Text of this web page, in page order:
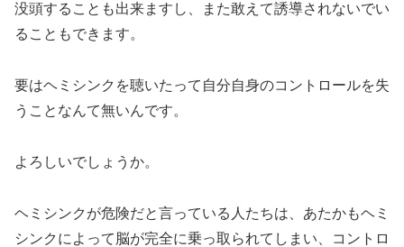
没頭することも出来ますし、また敢えて誘導されないでい
ることもできます。
要はヘミシンクを聴いたって自分自身のコントロールを失
うことなんて無いんです。
よろしいでしょうか。
ヘミシンクが危険だと言っている人たちは、あたかもヘミ
シンクによって脳が完全に乗っ取られてしまい、コントロ